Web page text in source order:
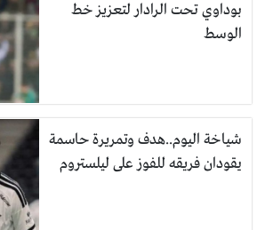
بوداوي تحت الرادار لتعزيز خط
الوسط
شياخة اليوم..هدف وتمريرة حاسمة
يقودان فريقه للفوز على ليلستروم